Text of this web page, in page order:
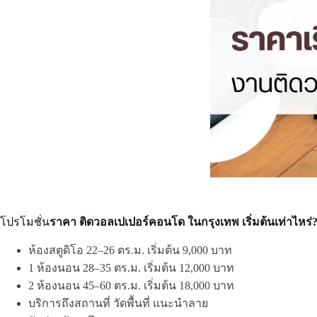
โปรโมชั่นราคา ติดวอลเปเปอร์คอนโด ในกรุงเทพ เริ่มต้นเท่าไหร่?
ห้องสตูดิโอ 22–26 ตร.ม. เริ่มต้น 9,000 บาท
1 ห้องนอน 28–35 ตร.ม. เริ่มต้น 12,000 บาท
2 ห้องนอน 45–60 ตร.ม. เริ่มต้น 18,000 บาท
บริการถึงสถานที่ วัดพื้นที่ แนะนำลาย